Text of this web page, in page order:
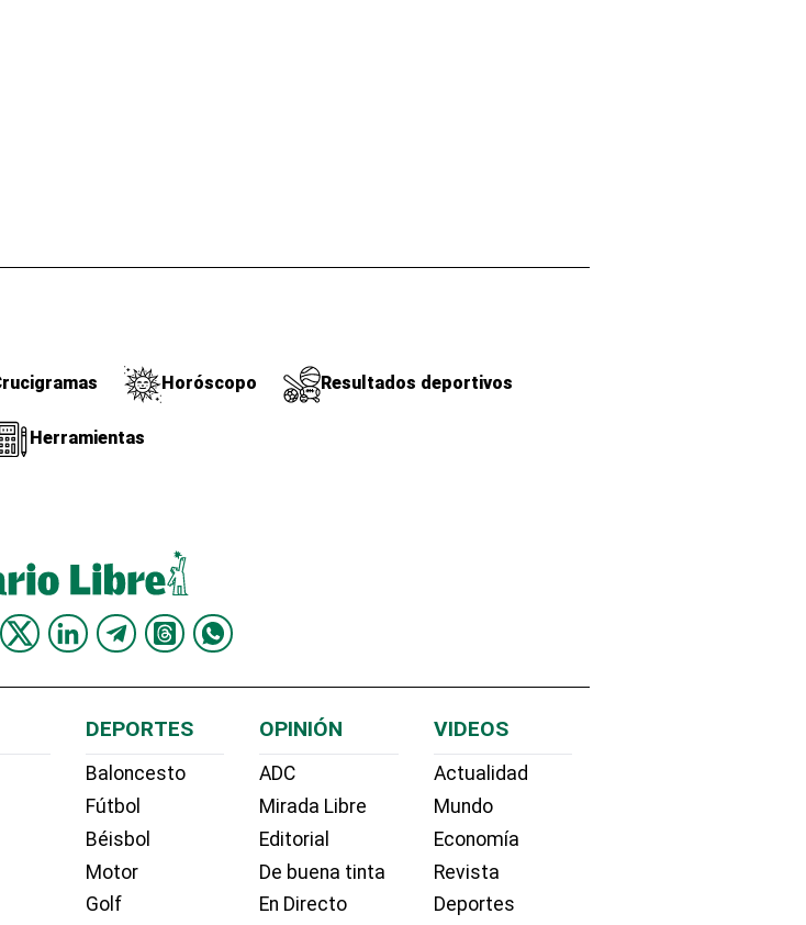
Horóscopo Resultados deportivos
Herramientas
DEPORTES
Baloncesto
Fútbol
Béisbol
Motor
Golf
OPINIÓN
ADC
Mirada Libre
Editorial
De buena tinta
En Directo
VIDEOS
Actualidad
Mundo
Economía
Revista
Deportes